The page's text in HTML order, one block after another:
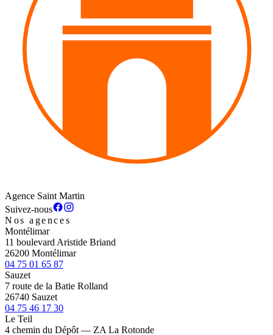
Agence Saint Martin
Suivez-nous
Nos agences
Montélimar
11 boulevard Aristide Briand
26200 Montélimar
04 75 01 65 87
Sauzet
7 route de la Batie Rolland
26740 Sauzet
04 75 46 17 30
Le Teil
4 chemin du Dépôt — ZA La Rotonde